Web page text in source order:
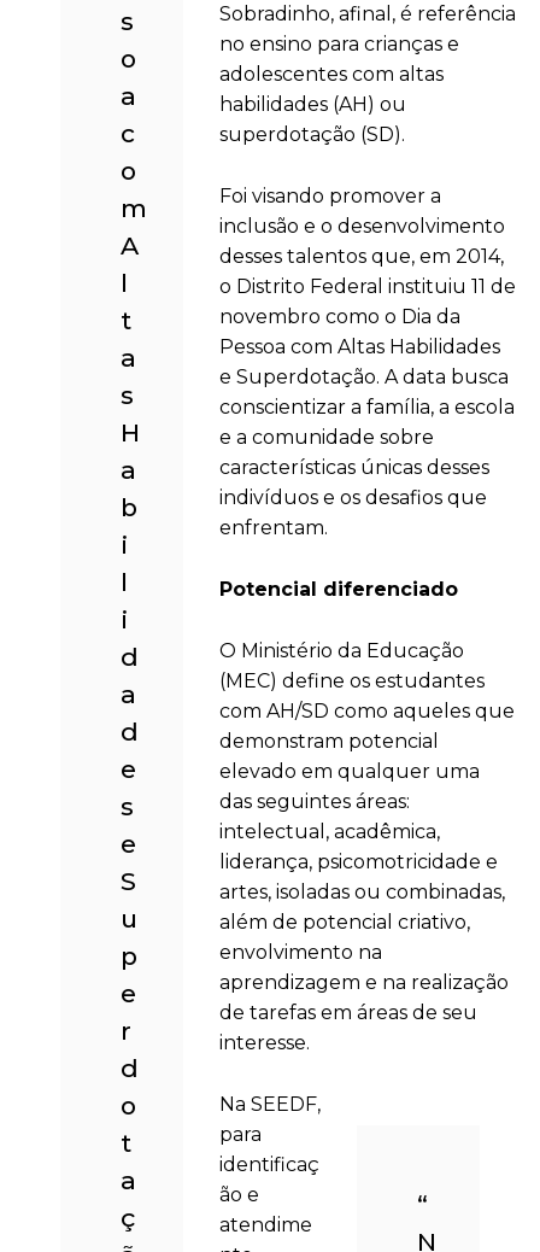
s
o
a
c
o
m
A
l
t
a
s
H
a
b
i
l
i
d
a
d
e
s
e
S
u
p
e
r
d
o
t
a
ç
Sobradinho, afinal, é referência
no ensino para crianças e
adolescentes com altas
habilidades (AH) ou
superdotação (SD).
Foi visando promover a
inclusão e o desenvolvimento
desses talentos que, em 2014,
o Distrito Federal instituiu 11 de
novembro como o Dia da
Pessoa com Altas Habilidades
e Superdotação. A data busca
conscientizar a família, a escola
e a comunidade sobre
características únicas desses
indivíduos e os desafios que
enfrentam.
Potencial diferenciado
O Ministério da Educação
(MEC) define os estudantes
com AH/SD como aqueles que
demonstram potencial
elevado em qualquer uma
das seguintes áreas:
intelectual, acadêmica,
liderança, psicomotricidade e
artes, isoladas ou combinadas,
além de potencial criativo,
envolvimento na
aprendizagem e na realização
de tarefas em áreas de seu
interesse.
“
N
Na SEEDF,
para
identificaç
ão e
atendime